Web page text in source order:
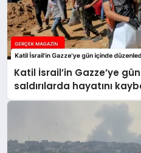
Katil İsrail’in Gazze’ye
saldırılarda hayatını
yükseldi